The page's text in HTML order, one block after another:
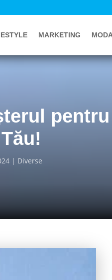
MARKETING
pentru
Diverse